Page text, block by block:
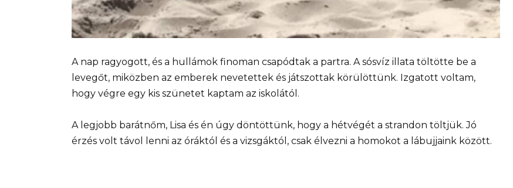
A nap ragyogott, és a hullámok finoman csapódtak a partra. A sósvíz illata töltötte be a
levegőt, miközben az emberek nevetettek és játszottak körülöttünk. Izgatott voltam,
hogy végre egy kis szünetet kaptam az iskolától.
A legjobb barátnőm, Lisa és én úgy döntöttünk, hogy a hétvégét a strandon töltjük. Jó
érzés volt távol lenni az óráktól és a vizsgáktól, csak élvezni a homokot a lábujjaink között.